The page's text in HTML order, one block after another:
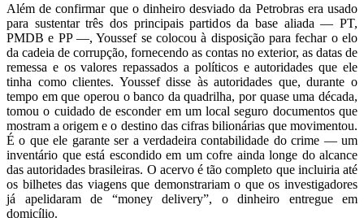
Além de confirmar que o dinheiro desviado da Petrobras era usado
para sustentar três dos principais partidos da base aliada — PT,
PMDB e PP —, Youssef se colocou à disposição para fechar o elo
da cadeia de corrupção, fornecendo as contas no exterior, as datas de
remessa e os valores repassados a políticos e autoridades que ele
tinha como clientes. Youssef disse às autoridades que, durante o
tempo em que operou o banco da quadrilha, por quase uma década,
tomou o cuidado de esconder em um local seguro documentos que
mostram a origem e o destino das cifras bilionárias que movimentou.
É o que ele garante ser a verdadeira contabilidade do crime — um
inventário que está escondido em um cofre ainda longe do alcance
das autoridades brasileiras. O acervo é tão completo que incluiria até
os bilhetes das viagens que demonstrariam o que os investigadores
já apelidaram de “money delivery”, o dinheiro entregue em
domicílio.